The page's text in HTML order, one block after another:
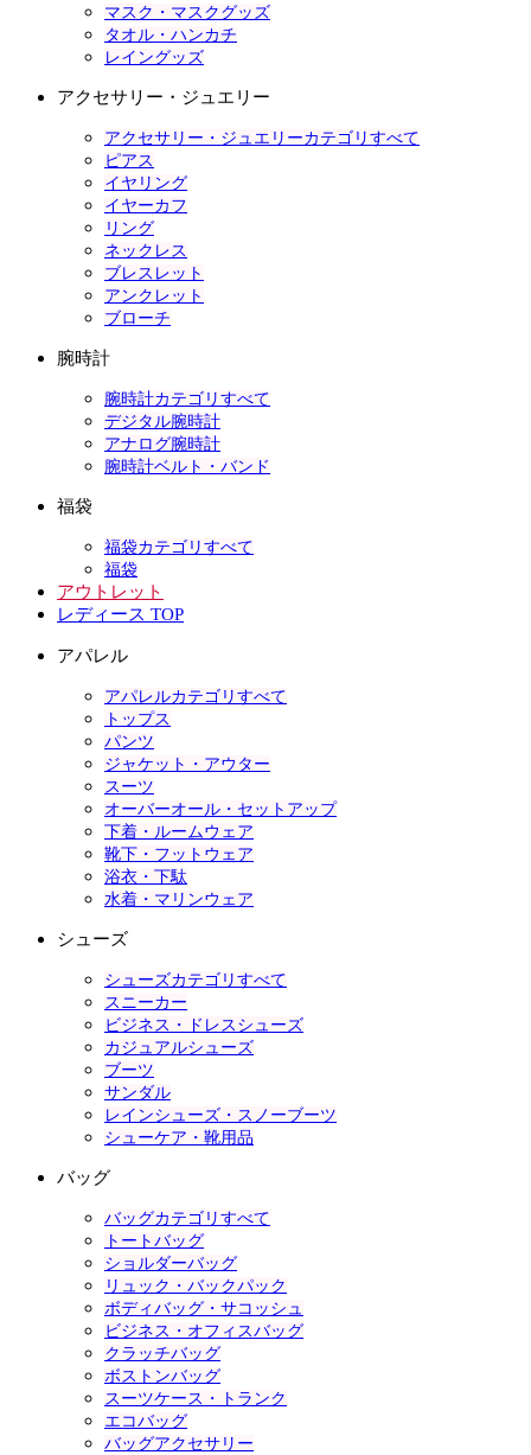
マスク・マスクグッズ
タオル・ハンカチ
レイングッズ
アクセサリー・ジュエリー
アクセサリー・ジュエリーカテゴリすべて
ピアス
イヤリング
イヤーカフ
リング
ネックレス
ブレスレット
アンクレット
ブローチ
腕時計
腕時計カテゴリすべて
デジタル腕時計
アナログ腕時計
腕時計ベルト・バンド
福袋
福袋カテゴリすべて
福袋
アウトレット
レディース TOP
アパレル
アパレルカテゴリすべて
トップス
パンツ
ジャケット・アウター
スーツ
オーバーオール・セットアップ
下着・ルームウェア
靴下・フットウェア
浴衣・下駄
水着・マリンウェア
シューズ
シューズカテゴリすべて
スニーカー
ビジネス・ドレスシューズ
カジュアルシューズ
ブーツ
サンダル
レインシューズ・スノーブーツ
シューケア・靴用品
バッグ
バッグカテゴリすべて
トートバッグ
ショルダーバッグ
リュック・バックパック
ボディバッグ・サコッシュ
ビジネス・オフィスバッグ
クラッチバッグ
ボストンバッグ
スーツケース・トランク
エコバッグ
バッグアクセサリー